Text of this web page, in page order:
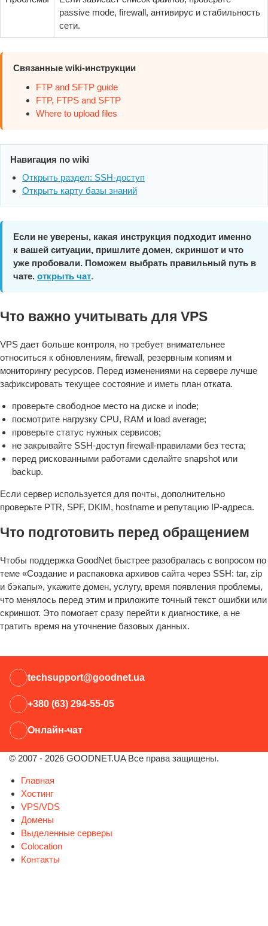
passive mode, firewall, антивирус и стабильность
сети.
Связанные wiki-инструкции
FTP and SFTP guide
FTP, FTPS and SFTP
Where to upload files
Навигация по wiki
Открыть раздел: SSH-доступ
Открыть карту базы знаний
Если не уверены, какая инструкция подходит именно
к вашей ситуации, пришлите домен, скриншот и что
уже пробовали. Поможем выбрать правильный путь в
чате. открыть чат.
Что важно учитывать для VPS
VPS дает больше контроля, но требует внимательнее
относиться к обновлениям, firewall, резервным копиям и
мониторингу ресурсов. Перед изменениями на сервере лучше
зафиксировать текущее состояние и иметь план отката.
проверьте свободное место на диске и inode;
посмотрите нагрузку CPU, RAM и load average;
проверьте статус нужных сервисов;
не закрывайте SSH-доступ firewall-правилами без теста;
перед рискованными работами сделайте snapshot или
backup.
Если сервер используется для почты, дополнительно
проверьте PTR, SPF, DKIM, hostname и репутацию IP-адреса.
Что подготовить перед обращением
Чтобы поддержка GoodNet быстрее разобралась с вопросом по
теме «Создание и распаковка архивов сайта через SSH: tar, zip
и бэкапы», укажите домен, услугу, время появления проблемы,
что менялось перед этим и приложите точный текст ошибки или
скриншот. Это помогает сразу перейти к диагностике, а не
тратить время на уточнение базовых данных.
techsupport@goodnet.ua
+380 (63) 294-55-05
Онлайн-чат
© 2007 - 2026 GOODNET.UA Все права защищены.
Главная
Хостинг
VPS/VDS
Домены
Выделенные серверы
Colocation
Контакты